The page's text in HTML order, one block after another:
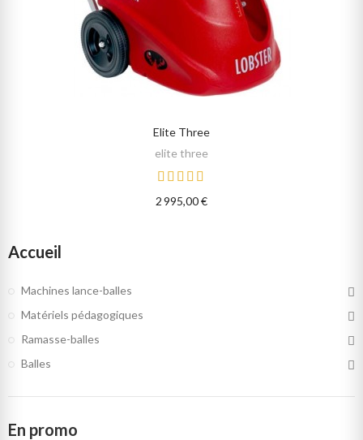
SELECT OPTIONS
Elite Three
elite three
2 995,00 €
Accueil
Machines lance-balles
Matériels pédagogiques
Ramasse-balles
Balles
En promo